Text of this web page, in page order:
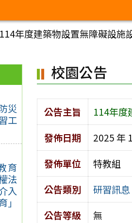
114年度建築物設置無障礙設施
災
工
育
法
入
校園公告
公告主旨
114年度
發佈日期
2025 年
發佈單位
特教組
公告類別
研習訊息
公告等級
無